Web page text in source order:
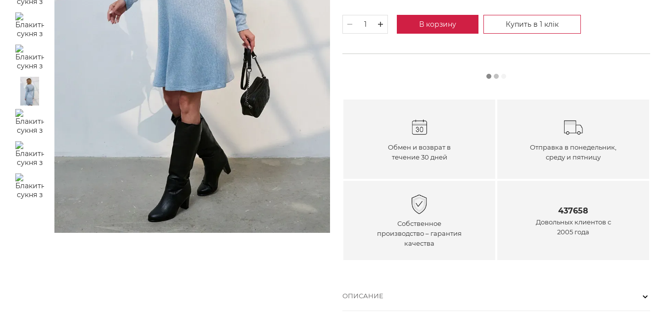
В корзину Купить в 1 клік
Обмен и возврат в
течение 30 дней
Отправка в понедельник,
среду и пятницу
Собственное
производство – гарантия
качества
437658
Довольных клиентов с
2005 года
ОПИСАНИЕ